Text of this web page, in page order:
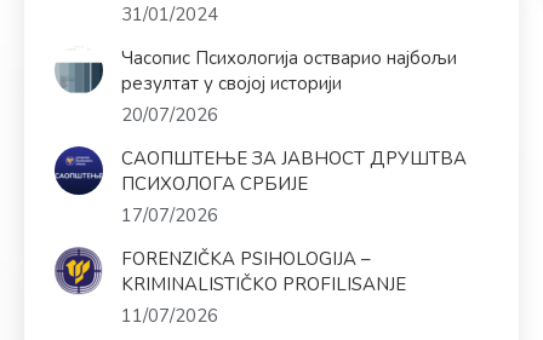
31/01/2024
Часопис Психологија остварио најбољи
резултат у својој историји
20/07/2026
САОПШТЕЊЕ ЗА ЈАВНОСТ ДРУШТВА
ПСИХОЛОГА СРБИЈЕ
17/07/2026
FORENZIČKA PSIHOLOGIJA –
KRIMINALISTIČKO PROFILISANJE
11/07/2026